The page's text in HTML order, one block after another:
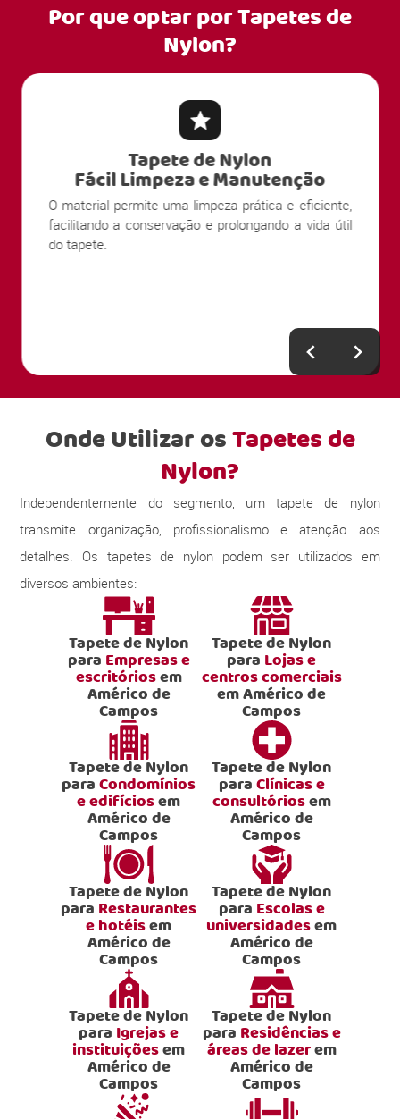
Por que optar porTapetes de
Nylon?
Tapete de Nylon
Fácil Limpeza e Manutenção
O material permite uma limpeza prática e eficiente,
facilitando a conservação e prolongando a vida útil
do tapete.
Onde Utilizar osTapetes de
Nylon?
Independentemente do segmento, um tapete de nylon
transmite organização, profissionalismo e atenção aos
detalhes. Os tapetes de nylon podem ser utilizados em
diversos ambientes:
Tapete de Nylon
para Empresas e
escritóriosem
Américo de
Campos
Tapete de Nylon
para Lojas e
centros comerciais
em Américo de
Campos
Tapete de Nylon
paraCondomínios
e edifíciosem
Américo de
Campos
Tapete de Nylon
paraClínicas e
consultóriosem
Américo de
Campos
Tapete de Nylon
para Restaurantes
e hotéisem
Américo de
Campos
Tapete de Nylon
para Escolas e
universidadesem
Américo de
Campos
Tapete de Nylon
para Igrejas e
instituiçõesem
Américo de
Campos
Tapete de Nylon
para Residências e
áreas de lazerem
Américo de
Campos